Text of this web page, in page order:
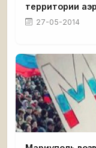
территории
27-05-2014